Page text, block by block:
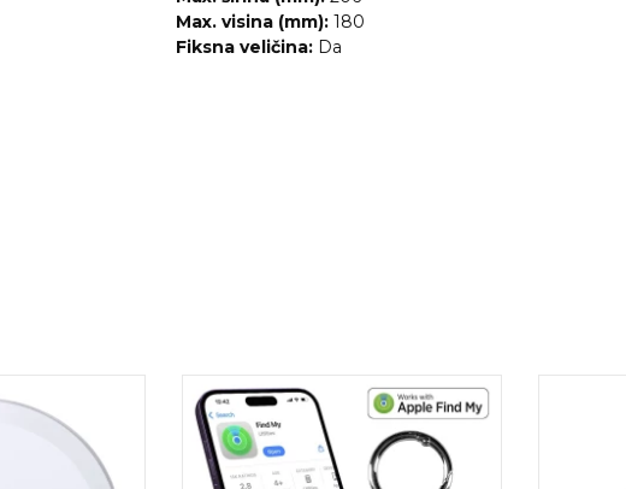
Max. visina (mm): 180
Fiksna veličina: Da